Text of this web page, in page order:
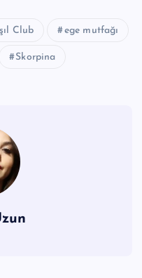
Club ege mutfağı
Skorpina